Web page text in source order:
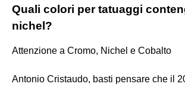
Quali colori per tatuaggi
nichel?
Attenzione a Cromo, Nichel e Cobalto
Antonio Cristaudo, basti pensare che il